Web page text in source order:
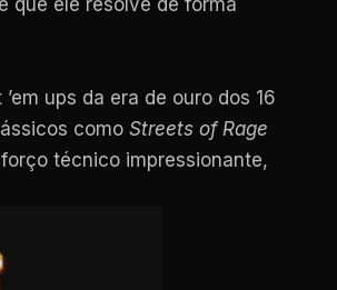
ups da era de ouro dos 16
como Streets of Rage
técnico impressionante,